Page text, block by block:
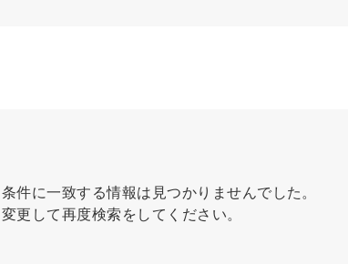
件に一致する情報は見つかりませんでした。
更して再度検索をしてください。